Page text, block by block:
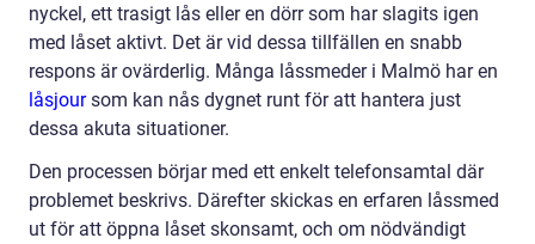
nyckel, ett trasigt lås eller en dörr som har slagits igen
med låset aktivt. Det är vid dessa tillfällen en snabb
respons är ovärderlig. Många låssmeder i Malmö har en
låsjoursom kan nås dygnet runt för att hantera just
dessa akuta situationer.
Den processen börjar med ett enkelt telefonsamtal där
problemet beskrivs. Därefter skickas en erfaren låssmed
ut för att öppna låset skonsamt, och om nödvändigt